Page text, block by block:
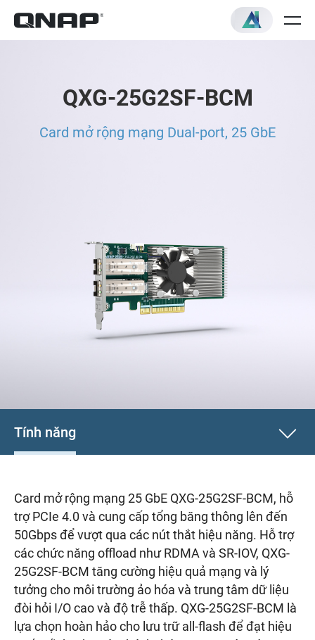
QXG-25G2SF-BCM
Card mở rộng mạng Dual-port, 25 GbE
Tính năng
Card mở rộng mạng 25 GbE QXG-25G2SF-BCM, hỗ
trợ PCIe 4.0 và cung cấp tổng băng thông lên đến
50Gbps để vượt qua các nút thắt hiệu năng. Hỗ trợ
các chức năng offload như RDMA và SR-IOV, QXG-
25G2SF-BCM tăng cường hiệu quả mạng và lý
tưởng cho môi trường ảo hóa và trung tâm dữ liệu
đòi hỏi I/O cao và độ trễ thấp. QXG-25G2SF-BCM là
lựa chọn hoàn hảo cho lưu trữ all-flash để đạt hiệu